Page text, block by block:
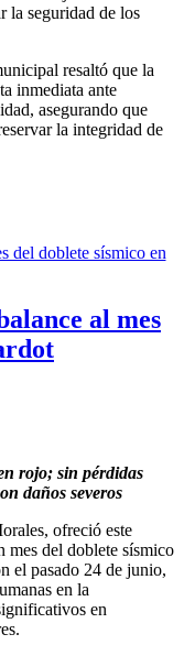
la seguridad de los
resaltó que la
inmediata ante
asegurando que
la integridad de
al mes
rojo; sin pérdidas
daños severos
ofreció este
mes del doblete sísmico
el pasado 24 de junio,
en la
en